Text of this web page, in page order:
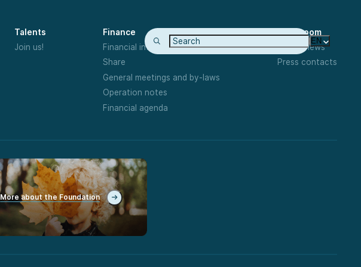
EN
Talents
Join us!
Finance
Financial information
Share
General meetings and by-laws
Operation notes
Financial agenda
Newsroom
Latest news
Press contacts
More about the Foundation